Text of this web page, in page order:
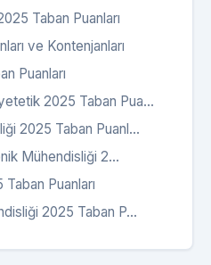
Taban Puanları
ve Kontenjanları
Puanları
2025 Taban Pua...
2025 Taban Puanl...
Mühendisliği 2...
Puanları
2025 Taban P...